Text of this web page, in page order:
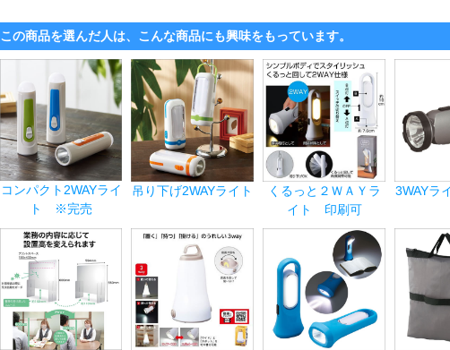
この商品を選んだ人は、こんな商品にも興味をもっています。
コンパクト2WAYライ
ト ※完売
吊り下げ2WAYライト
くるっと２ＷＡＹラ
イト 印刷可
3WAYラ